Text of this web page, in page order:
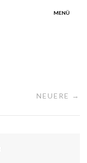
MENÜ
NEUERE →